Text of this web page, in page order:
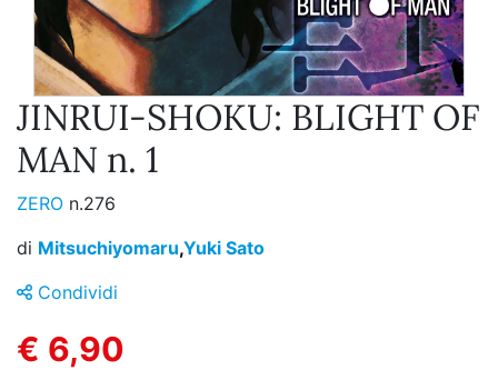
JINRUI-SHOKU: BLIGHT OF
MAN n. 1
ZERO n.276
di Mitsuchiyomaru,Yuki Sato
Condividi
€ 6,90